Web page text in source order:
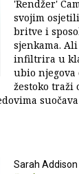
'Rendžer'
svojim
britve i
sjenkama.
infiltrira u
ubio njegova
žestoko traži
Sarah